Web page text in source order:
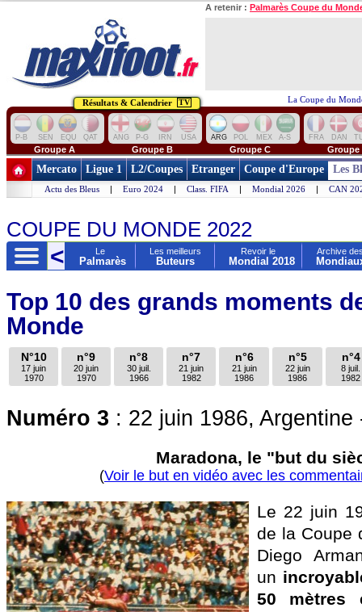
A retenir : Palmarès Coupe du
Résultats & Calendrier TV La Coupe du
P-B SEN EQU QAT ANG P-G IRN USA ARG POL MEX A-S FRA DAN
Groupe A Groupe B Groupe C Groupe
Mercato Ligue 1 L2/Coupes Etranger Coupe d'Europe Les
Actu des Bleus | Euro 2024 | Class. FIFA | Mondial 2026 | CAN
COUPE DU MONDE 2022
> < Le
Palmarès
Les meilleurs
Buteurs
Revoir le
Mondial 2018
Archive
Top 10 des grands moments
Monde
N°10
17 juin
1970
n°9
20 juin
1970
n°8
30 juil.
1966
n°7
21 juin
1982
n°6
21 juin
1986
n°5
22 juin
1986
n°4
8 juil.
1982
Numéro 3 : 22 juin 1986, Argentine
Maradona, le "but du
(Voir le but en vidéo avec les
Le 22 juin
de la Coupe
Diego
un
50 mètres